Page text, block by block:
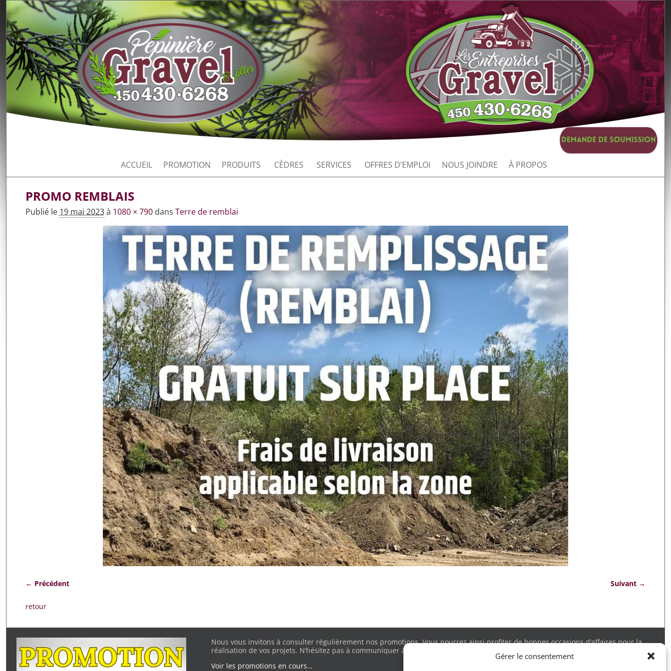
Gérer le consentement
ACCUEIL PROMOTION PRODUITS CÈDRES SERVICES OFFRES D’EMPLOI NOUS JOINDRE À PROPOS
PROMO REMBLAIS
Publié le 19 mai 2023à 1080 × 790dans Terre de remblai
← Précédent Suivant →
retour
Nous vous invitons à consulter régulièrement nos promotions. Vous pourrez ainsi profiter de bonnes occasions d’affaires pour la
réalisation de vos projets. N’hésitez pas à communiquer avec nous pour obtenir tous les détails. Merci.
Voir les promotions en cours…